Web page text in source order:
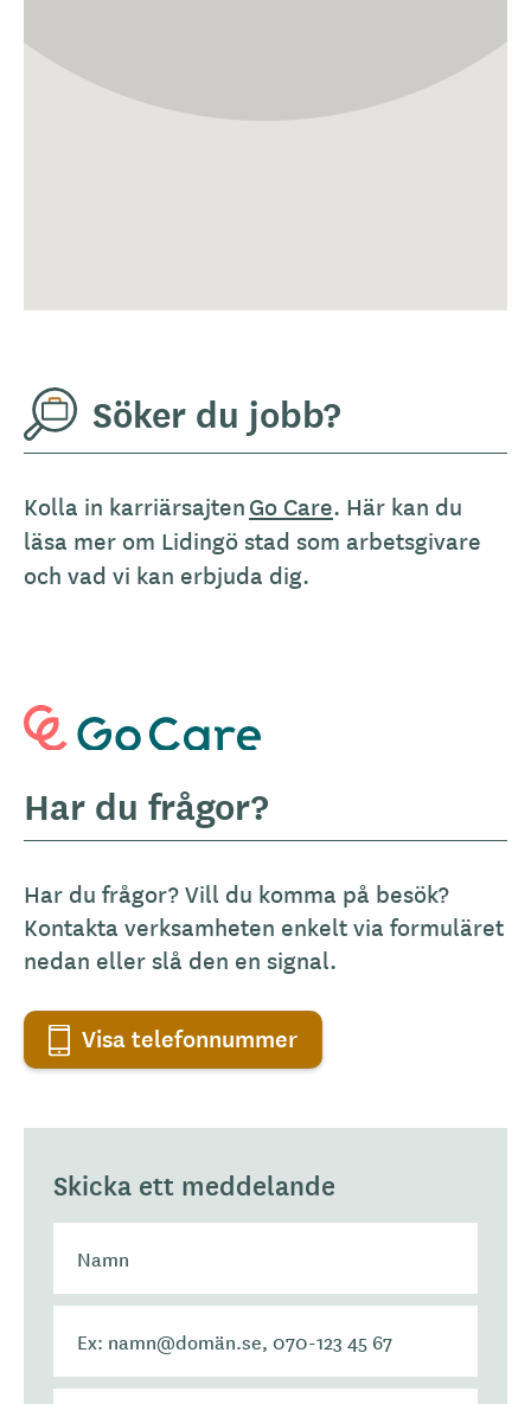
Söker du jobb?
Kolla in karriärsajtenGo Care. Här kan du
läsa mer om Lidingö stad som arbetsgivare
och vad vi kan erbjuda dig.
Har du frågor?
Har du frågor? Vill du komma på besök?
Kontakta verksamheten enkelt via formuläret
nedan eller slå den en signal.
Visa telefonnummer
Skicka ett meddelande